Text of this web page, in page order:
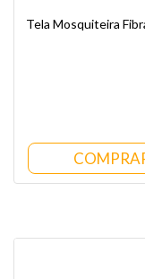
Tela Mosquiteira